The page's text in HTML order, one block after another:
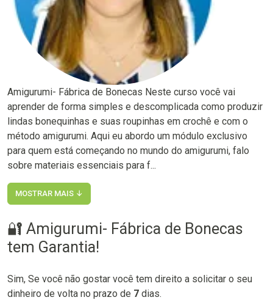
Amigurumi- Fábrica de Bonecas Neste curso você vai
aprender de forma simples e descomplicada como produzir
lindas bonequinhas e suas roupinhas em crochê e com o
método amigurumi. Aqui eu abordo um módulo exclusivo
para quem está começando no mundo do amigurumi, falo
sobre materiais essenciais para f...
MOSTRAR MAIS ↓
🔐 Amigurumi- Fábrica de Bonecas
tem Garantia!
Sim, Se você não gostar você tem direito a solicitar o seu
dinheiro de volta no prazo de 7 dias.